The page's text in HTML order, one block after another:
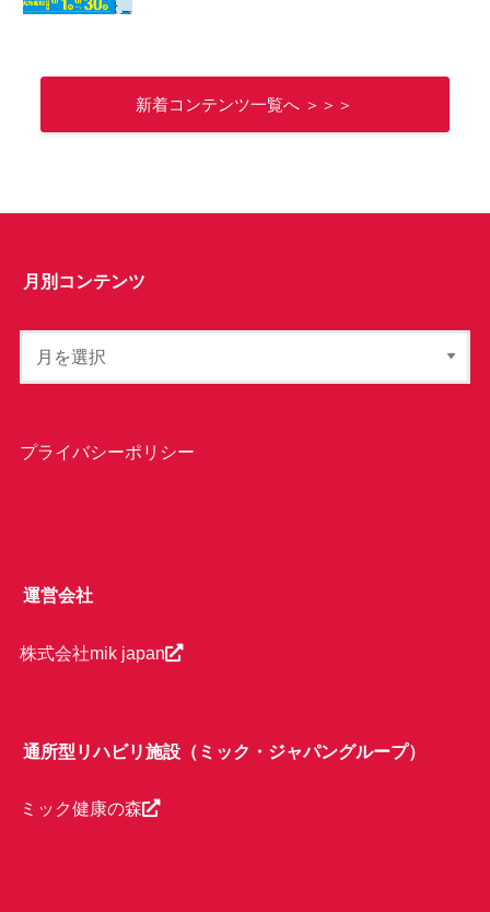
新着コンテンツ一覧へ ＞＞＞
月別コンテンツ
プライバシーポリシー
運営会社
株式会社mik japan
通所型リハビリ施設（ミック・ジャパングループ）
ミック健康の森